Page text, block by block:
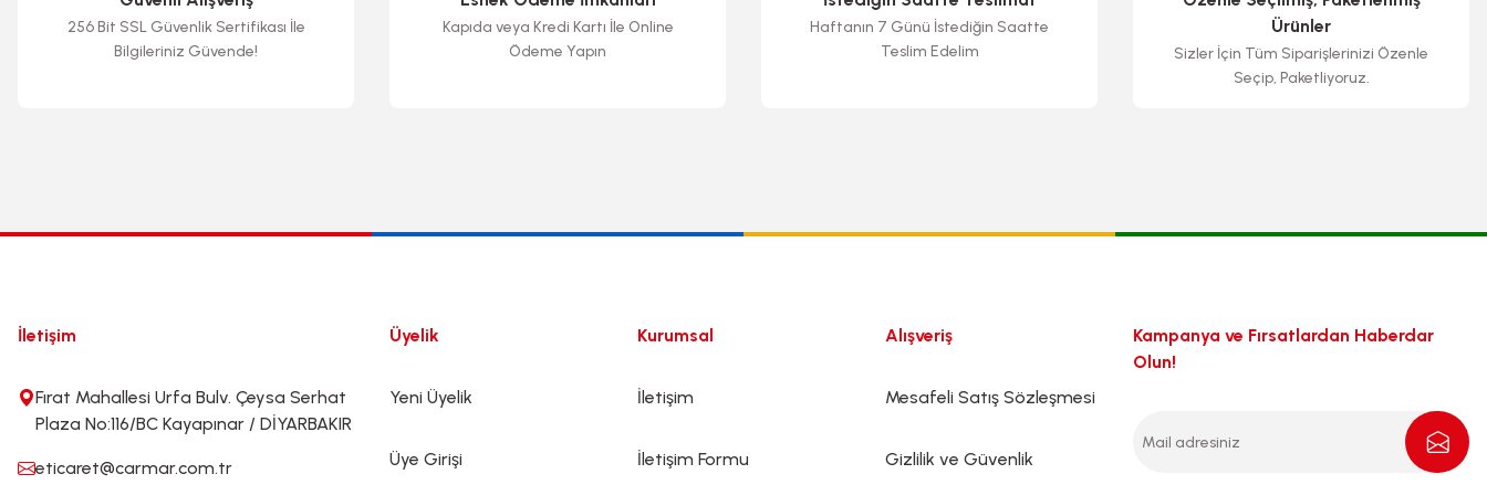
256 Bit SSL Güvenlik Sertifikası İle
Bilgileriniz Güvende!
Kapıda veya Kredi Kartı İle Online
Ödeme Yapın
Haftanın 7 Günü İstediğin Saatte
Teslim Edelim
Ürünler
Sizler İçin Tüm Siparişlerinizi Özenle
Seçip, Paketliyoruz.
İletişim
Fırat Mahallesi Urfa Bulv. Çeysa Serhat
Plaza No:116/BC Kayapınar / DİYARBAKIR
eticaret@carmar.com.tr
Üyelik
Yeni Üyelik
Üye Girişi
Kurumsal
İletişim
İletişim Formu
Alışveriş
Mesafeli Satış Sözleşmesi
Gizlilik ve Güvenlik
Kampanya ve Fırsatlardan Haberdar
Olun!